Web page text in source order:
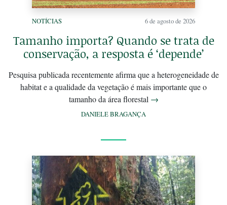
NOTÍCIAS 6 de agosto de 2026
Tamanho importa? Quando se trata de
conservação, a resposta é ‘depende’
Pesquisa publicada recentemente afirma que a heterogeneidade de
habitat e a qualidade da vegetação é mais importante que o
tamanho da área florestal →
DANIELE BRAGANÇA